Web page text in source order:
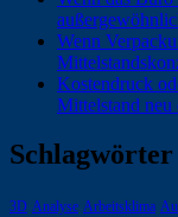
Wenn
Kostendruck
Mittelstand neu
Schlagwörter
3D Analyse Arbeitsklima